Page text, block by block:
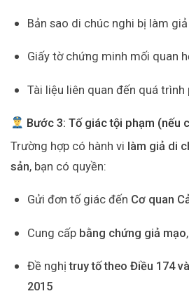
Bản sao di chúc nghi bị làm giả
Giấy tờ chứng minh mối quan
Tài liệu liên quan đến quá
Bước 3: Tố giác tội phạm (nếu
Trường hợp có hành vi làm giả di
sản, bạn có quyền:
Gửi đơn tố giác đến Cơ quan
Cung cấp bằng chứng giả mạo
Đề nghịtruy tố theo Điều 174
2015